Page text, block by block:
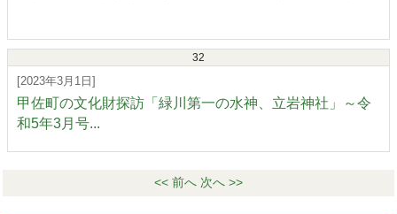
32
[2023年3月1日]
甲佐町の文化財探訪「緑川第一の水神、立岩神社」～令
和5年3月号...
<< 前へ 次へ >>